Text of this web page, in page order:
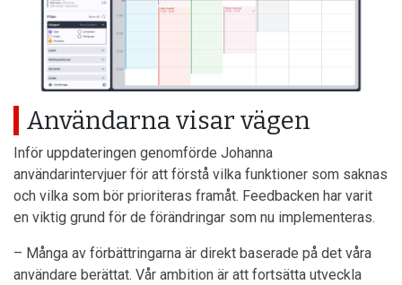
Användarna visar vägen
Inför uppdateringen genomförde Johanna
användarintervjuer för att förstå vilka funktioner som saknas
och vilka som bör prioriteras framåt. Feedbacken har varit
en viktig grund för de förändringar som nu implementeras.
– Många av förbättringarna är direkt baserade på det våra
användare berättat. Vår ambition är att fortsätta utveckla